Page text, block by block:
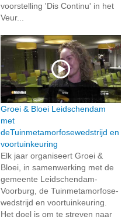
voorstelling 'Dis Continu' in het
Veur...
Groei & Bloei Leidschendam
met
deTuinmetamorfosewedstrijd en
voortuinkeuring
Elk jaar organiseert Groei &
Bloei, in samenwerking met de
gemeente Leidschendam-
Voorburg, de Tuinmetamorfose-
wedstrijd en voortuinkeuring.
Het doel is om te streven naar